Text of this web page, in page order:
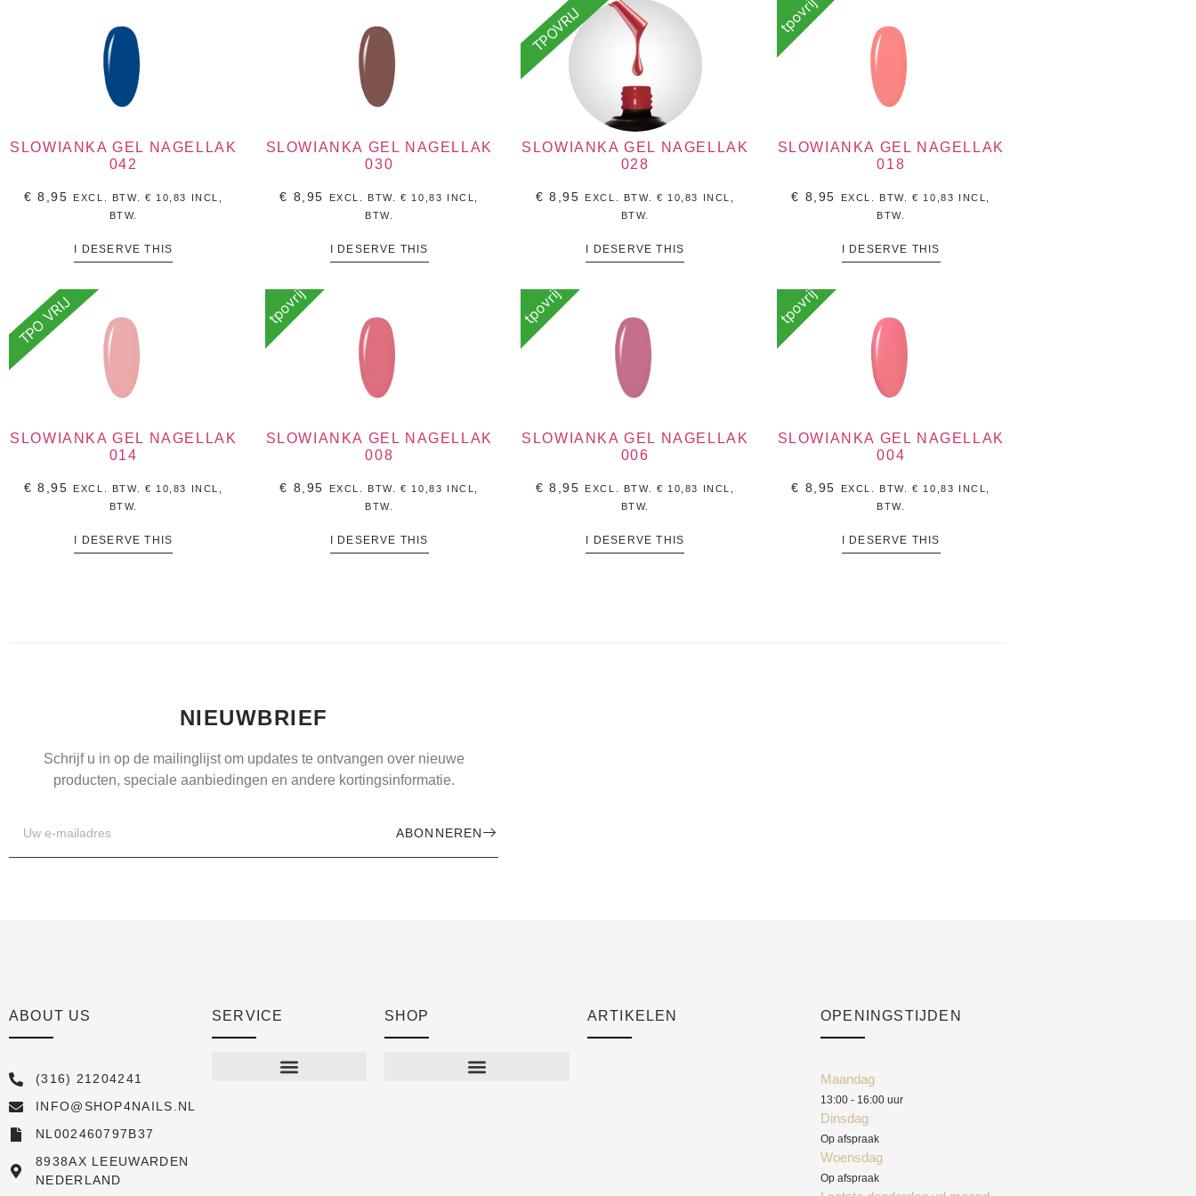
SLOWIANKA GEL NAGELLAK
042
€ 8,95 EXCL. BTW. € 10,83
INCL,
BTW.
I DESERVE THIS
SLOWIANKA GEL NAGELLAK
030
€ 8,95 EXCL. BTW.€ 10,83
INCL,
BTW.
I DESERVE THIS
TPOVRIJ
SLOWIANKA GEL NAGELLAK
028
€ 8,95 EXCL. BTW. € 10,83
INCL,
BTW.
I DESERVE THIS
tpovrij
SLOWIANKA GEL NAGELLAK
018
€ 8,95 EXCL. BTW.€ 10,83
INCL,
BTW.
I DESERVE THIS
TPO VRIJ
SLOWIANKA GEL NAGELLAK
014
€ 8,95 EXCL. BTW. € 10,83
INCL,
BTW.
I DESERVE THIS
tpovrij
SLOWIANKA GEL NAGELLAK
008
€ 8,95 EXCL. BTW.€ 10,83
INCL,
BTW.
I DESERVE THIS
tpovrij
SLOWIANKA GEL NAGELLAK
006
€ 8,95 EXCL. BTW. € 10,83
INCL,
BTW.
I DESERVE THIS
tpovrij
SLOWIANKA GEL NAGELLAK
004
€ 8,95 EXCL. BTW.€ 10,83
INCL,
BTW.
I DESERVE THIS
NIEUWBRIEF
Schrijf u in op de mailinglijst om updates te ontvangen over nieuwe
producten, speciale aanbiedingen en andere kortingsinformatie.
ABONNEREN
ABOUT US
(316) 21204241
INFO@SHOP4NAILS.NL
NL002460797B37
8938AX LEEUWARDEN
NEDERLAND
SERVICE SHOP ARTIKELEN OPENINGSTIJDEN
Maandag
13:00 - 16:00 uur
Dinsdag
Op afspraak
Woensdag
Op afspraak